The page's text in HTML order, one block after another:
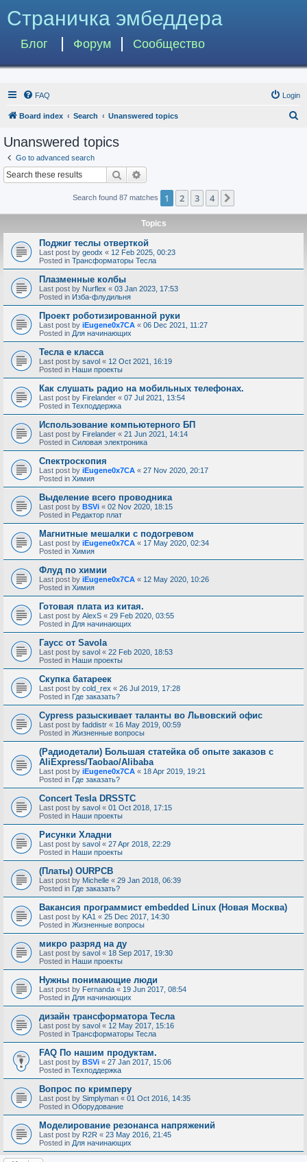
Страничка эмбеддера
Блог Форум Сообщество
FAQ Login
Board index Search Unanswered topics
Unanswered topics
Go to advanced search
Search
Search found 87 matches 1 2 3 4
Topics
Поджиг теслы отверткой
Last post by geodx « 12 Feb 2025, 00:23
Posted in Трансформаторы Тесла
Плазменные колбы
Last post by Nurflex « 03 Jan 2023, 17:53
Posted in Изба-флудильня
Проект роботизированной руки
Last post by iEugene0x7CA « 06 Dec 2021, 11:27
Posted in Для начинающих
Тесла е класса
Last post by savol « 12 Oct 2021, 16:19
Posted in Наши проекты
Как слушать радио на мобильных телефонах.
Last post by Firelander « 07 Jul 2021, 13:54
Posted in Техподдержка
Использование компьютерного БП
Last post by Firelander « 21 Jun 2021, 14:14
Posted in Силовая электроника
Спектроскопия
Last post by iEugene0x7CA « 27 Nov 2020, 20:17
Posted in Химия
Выделение всего проводника
Last post by BSVi « 02 Nov 2020, 18:15
Posted in Редактор плат
Магнитные мешалки с подогревом
Last post by iEugene0x7CA « 17 May 2020, 02:34
Posted in Химия
Флуд по химии
Last post by iEugene0x7CA « 12 May 2020, 10:26
Posted in Химия
Готовая плата из китая.
Last post by AlexS « 29 Feb 2020, 03:55
Posted in Для начинающих
Гаусс от Savola
Last post by savol « 22 Feb 2020, 18:53
Posted in Наши проекты
Скупка батареек
Last post by cold_rex « 26 Jul 2019, 17:28
Posted in Где заказать?
Cypress разыскивает таланты во Львовский офис
Last post by faddistr « 16 May 2019, 00:59
Posted in Жизненные вопросы
(Радиодетали) Большая статейка об опыте заказов с
AliExpress/Taobao/Alibaba
Last post by iEugene0x7CA « 18 Apr 2019, 19:21
Posted in Где заказать?
Concert Tesla DRSSTC
Last post by savol « 01 Oct 2018, 17:15
Posted in Наши проекты
Рисунки Хладни
Last post by savol « 27 Apr 2018, 22:29
Posted in Наши проекты
(Платы) OURPCB
Last post by Michelle « 29 Jan 2018, 06:39
Posted in Где заказать?
Вакансия программист embedded Linux (Новая Москва)
Last post by KA1 « 25 Dec 2017, 14:30
Posted in Жизненные вопросы
микро разряд на ду
Last post by savol « 18 Sep 2017, 19:30
Posted in Наши проекты
Нужны понимающие люди
Last post by Fernanda « 19 Jun 2017, 08:54
Posted in Для начинающих
дизайн трансформатора Тесла
Last post by savol « 12 May 2017, 15:16
Posted in Трансформаторы Тесла
FAQ По нашим продуктам.
Last post by BSVi « 27 Jan 2017, 15:06
Posted in Техподдержка
Вопрос по кримперу
Last post by Simplyman « 01 Oct 2016, 14:35
Posted in Оборудование
Моделирование резонанса напряжений
Last post by R2R « 23 May 2016, 21:45
Posted in Для начинающих